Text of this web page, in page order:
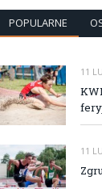
POPULARNE
11
11